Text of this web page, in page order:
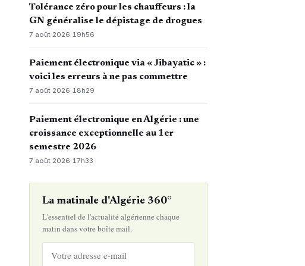
Tolérance zéro pour les chauffeurs : la
GN généralise le dépistage de drogues
7 août 2026·19h56
Paiement électronique via « Jibayatic » :
voici les erreurs à ne pas commettre
7 août 2026·18h29
Paiement électronique en Algérie : une
croissance exceptionnelle au 1er
semestre 2026
7 août 2026· 17h33
La matinale d'Algérie 360°
L'essentiel de l'actualité algérienne chaque
matin dans votre boîte mail.